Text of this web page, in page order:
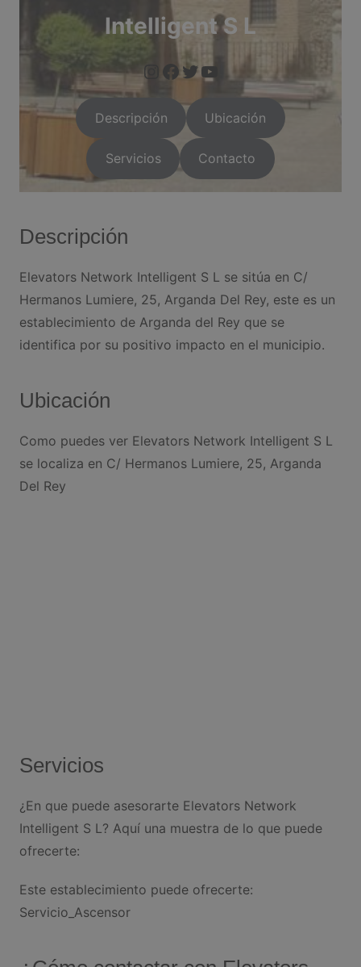
Intelligent S L
https://www.instagram.com/arganda.info/?next=%2F
https://www.facebook.com/people/Arganda-Infoo/
https://twitter.com/i/flow/
https://
Descripción Ubicación
Servicios Contacto
Descripción
Elevators Network Intelligent S L se sitúa en C/
Hermanos Lumiere, 25, Arganda Del Rey, este es un
establecimiento de Arganda del Rey que se
identifica por su positivo impacto en el municipio.
Ubicación
Como puedes ver Elevators Network Intelligent S L
se localiza en C/ Hermanos Lumiere, 25, Arganda
Del Rey
Servicios
¿En que puede asesorarte Elevators Network
Intelligent S L? Aquí una muestra de lo que puede
ofrecerte:
Este establecimiento puede ofrecerte:
Servicio_Ascensor